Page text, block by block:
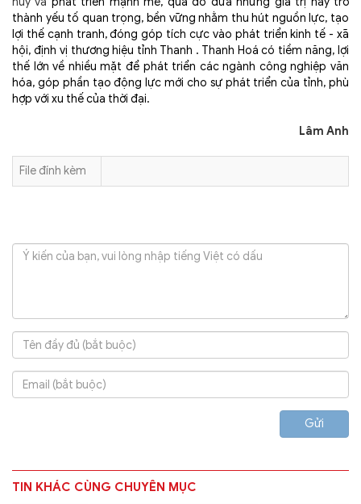
thành yếu tố quan trọng, bền vững nhằm thu hút nguồn lực, tạo
lợi thế cạnh tranh, đóng góp tích cực vào phát triển kinh tế - xã
hội, định vị thương hiệu tỉnh Thanh . Thanh Hoá có tiềm năng, lợi
thế lớn về nhiều mặt để phát triển các ngành công nghiệp văn
hóa, góp phần tạo động lực mới cho sự phát triển của tỉnh, phù
hợp với xu thế của thời đại.
Lâm Anh
File đính kèm
Gửi
TIN KHÁC CÙNG CHUYÊN MỤC